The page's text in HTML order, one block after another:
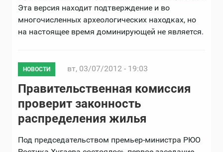
Эта версия находит подтверждение и во
многочисленных археологических находках, но
на настоящее время доминирующей не является.
НОВОСТИ вт, 03/07/2012 - 19:03
Правительственная комиссия
проверит законность
распределения жилья
Под председательством премьер-министра РЮО